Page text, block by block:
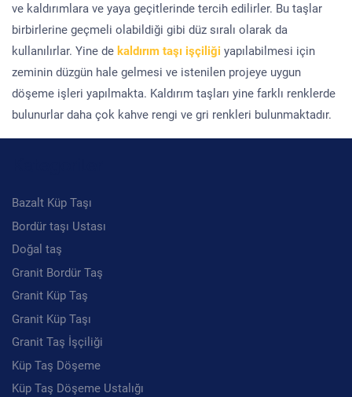
ve kaldırımlara ve yaya geçitlerinde tercih edilirler. Bu taşlar
birbirlerine geçmeli olabildiği gibi düz sıralı olarak da
kullanılırlar. Yine de kaldırım taşı işçiliği yapılabilmesi için
zeminin düzgün hale gelmesi ve istenilen projeye uygun
döşeme işleri yapılmakta. Kaldırım taşları yine farklı renklerde
bulunurlar daha çok kahve rengi ve gri renkleri bulunmaktadır.
Bazalt Küp Taşı
Bordür taşı Ustası
Doğal taş
Granit Bordür Taş
Granit Küp Taş
Granit Küp Taşı
Granit Taş İşçiliği
Küp Taş Döşeme
Küp Taş Döşeme Ustalığı